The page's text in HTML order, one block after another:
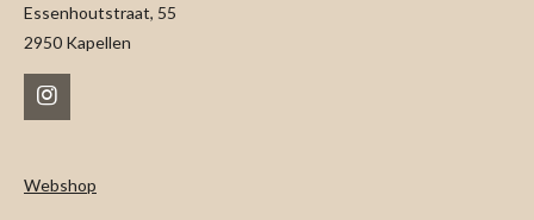
Essenhoutstraat, 55
2950 Kapellen
I
n
a
Webshop